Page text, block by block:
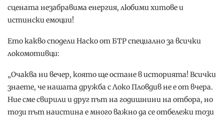
сцената незабравима енергия, любими хитове и
истински емоции!
Ето какво сподели Наско от БТР специално за всички
локомотивци:
„Очаква ни вечер, която ще остане в историята! Всички
знаете, че нашата дружба с Локо Пловдив не е от вчера.
Ние сме свирили и друг път на годишнини на отбора, но
този път наистина е много важно да се отбележи този